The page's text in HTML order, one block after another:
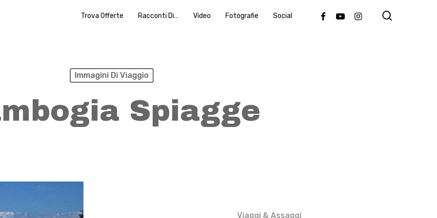
Trova Offerte Racconti Di… Video Fotografie Social FacebookYoutubeInstagram
Immagini Di Viaggio
Spiagge
Viaggi & Assaggi